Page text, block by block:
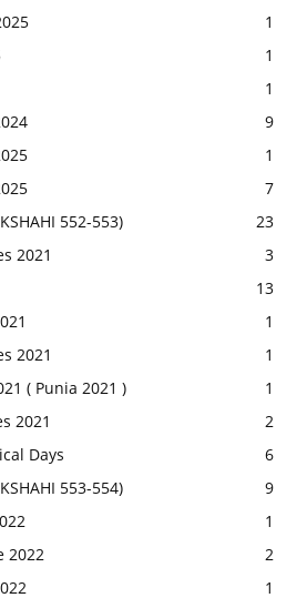
1
1
1
9
1
7
552-553)
23
2021
3
13
1
2021
1
( Punia 2021 )
1
2021
2
Days
6
553-554)
9
1
2022
2
1